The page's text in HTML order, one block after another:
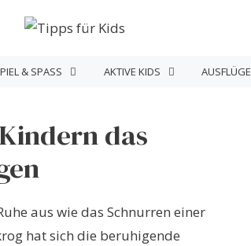
& SPASS AKTIVE KIDS
das
aus wie das Schnurren einer
hat sich die beruhigende